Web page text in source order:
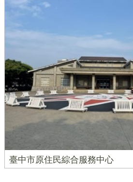
臺中市原住民綜合服務中心